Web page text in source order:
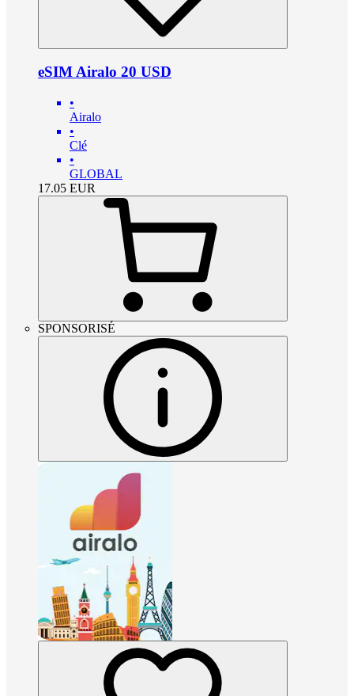
eSIM Airalo 20 USD
•
Airalo
•
Clé
•
GLOBAL
17.05 EUR
SPONSORISÉ